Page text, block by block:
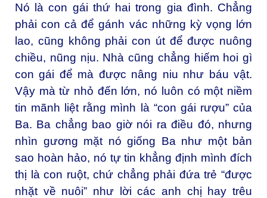
Nó là con gái thứ hai trong gia đình. Chẳng
phải con cả để gánh vác những kỳ vọng lớn
lao, cũng không phải con út để được nuông
chiều, nũng nịu. Nhà cũng chẳng hiếm hoi gì
con gái để mà được nâng niu như báu vật.
Vậy mà từ nhỏ đến lớn, nó luôn có một niềm
tin mãnh liệt rằng mình là “con gái rượu” của
Ba. Ba chẳng bao giờ nói ra điều đó, nhưng
nhìn gương mặt nó giống Ba như một bản
sao hoàn hảo, nó tự tin khẳng định mình đích
thị là con ruột, chứ chẳng phải đứa trẻ “được
nhặt về nuôi” như lời các anh chị hay trêu